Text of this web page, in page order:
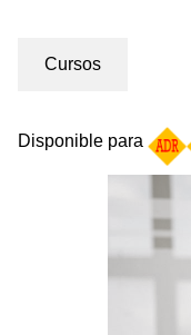
Cursos
Disponible para